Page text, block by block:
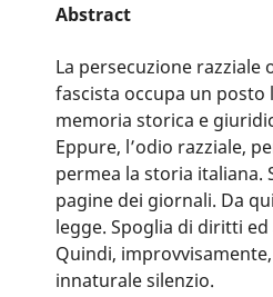
Abstract
La persecuzione razziale
fascista occupa un posto
memoria storica e
Eppure, l’odio razziale,
permea la storia italiana.
pagine dei giornali. Da
legge. Spoglia di diritti ed
Quindi,
innaturale silenzio.